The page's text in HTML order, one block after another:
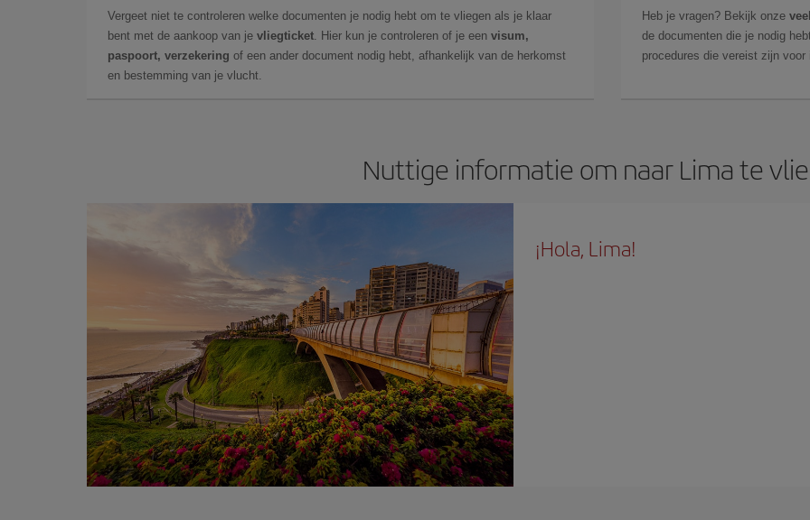
Vergeet niet te controleren welke documenten je nodig hebt om te vliegen als je klaar
bent met de aankoop van je vliegticket . Hier kun je controleren of je een visum,
paspoort, verzekering of een ander document nodig hebt, afhankelijk van de herkomst
en bestemming van je vlucht.
Heb je vragen? Bekijk onze
de documenten die je nodig
procedures die vereist zijn
Nuttige informatie om naar Lima te
¡Hola, Lima!